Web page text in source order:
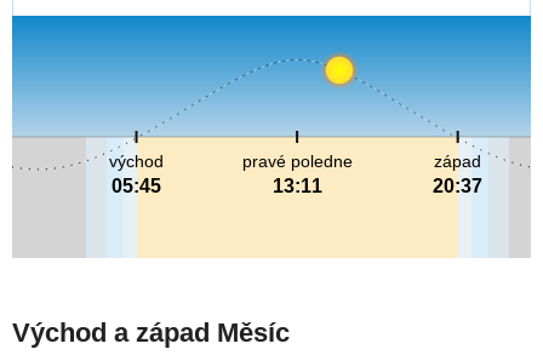
pravé poledne
13:11
východ
05:45
západ
20:37
Východ a západ Měsíc